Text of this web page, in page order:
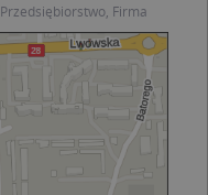
Przedsiębiorstwo, Firma